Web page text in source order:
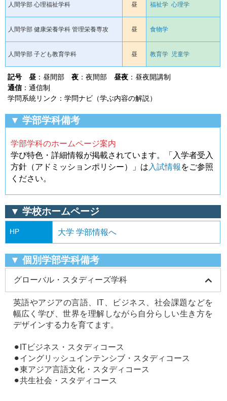
人間学部 心理福祉学科 昼 福祉学 心理学
人間学部 健康栄養学科 管理栄養専攻 昼 食物学
人間学部 子ども教育学科 昼 教育学 児童学
記号 昼 ：昼間部 夜 ：夜間部 昼夜 ：昼夜開講制
通信：通信制
学問系統リンク：学問ナビ（学ぶ内容の解説）
▼ 学部学科備考
学部学科のホームページ案内
学び特色・詳細情報が掲載されています。「入学者受入
方針（アドミッションポリシー）」は 入試情報 をご参照
ください。
▼ 学校ホームページ
HP 大学 学部情報へ
▼ 個別学部学科備考
グローバル・スタディーズ学科
英語やアジアの言語、IT、ビジネス、社会課題などを
幅広く学び、世界を理解しながら自分らしい生き方を
デザインする力を育てます。
⚫︎ITビジネス・スタディコース
⚫︎イングリッシュインテンシブ・スタディコース
⚫︎東アジア言語文化・スタディコース
⚫︎共生社会・スタディコース